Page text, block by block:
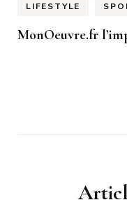
LIFESTYLE
MonOeuvre.fr